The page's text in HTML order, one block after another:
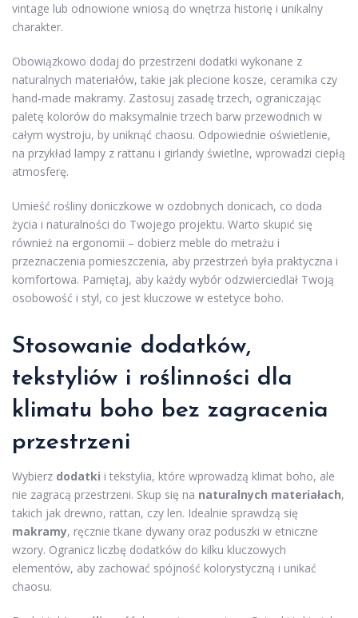
vintage lub odnowione wniosą do wnętrza historię i unikalny
charakter.
Obowiązkowo dodaj do przestrzeni dodatki wykonane z
naturalnych materiałów, takie jak plecione kosze, ceramika czy
hand-made makramy. Zastosuj zasadę trzech, ograniczając
paletę kolorów do maksymalnie trzech barw przewodnich w
całym wystroju, by uniknąć chaosu. Odpowiednie oświetlenie,
na przykład lampy z rattanu i girlandy świetlne, wprowadzi ciepłą
atmosferę.
Umieść rośliny doniczkowe w ozdobnych donicach, co doda
życia i naturalności do Twojego projektu. Warto skupić się
również na ergonomii – dobierz meble do metrażu i
przeznaczenia pomieszczenia, aby przestrzeń była praktyczna i
komfortowa. Pamiętaj, aby każdy wybór odzwierciedlał Twoją
osobowość i styl, co jest kluczowe w estetyce boho.
Stosowanie dodatków,
tekstyliów i roślinności dla
klimatu boho bez zagracenia
przestrzeni
Wybierz dodatki i tekstylia, które wprowadzą klimat boho, ale
nie zagracą przestrzeni. Skup się na naturalnych materiałach,
takich jak drewno, rattan, czy len. Idealnie sprawdzą się
makramy, ręcznie tkane dywany oraz poduszki w etniczne
wzory. Ogranicz liczbę dodatków do kilku kluczowych
elementów, aby zachować spójność kolorystyczną i unikać
chaosu.